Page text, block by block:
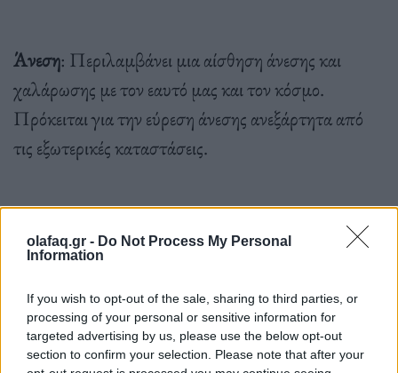
olafaq.gr - Do Not Process My Personal
Information
If you wish to opt-out of the sale, sharing to third parties, or
processing of your personal or sensitive information for
targeted advertising by us, please use the below opt-out
section to confirm your selection. Please note that after your
Άνεση: Περιλαμβάνει μια αίσθηση άνεσης και
χαλάρωσης με τον εαυτό μας και τον κόσμο.
Πρόκειται για την εύρεση άνεσης ανεξάρτητα από
τις εξωτερικές καταστάσεις.
υπερβολικής προσπάθειας ή καταβολής δύναμης
τον εαυτό μας.